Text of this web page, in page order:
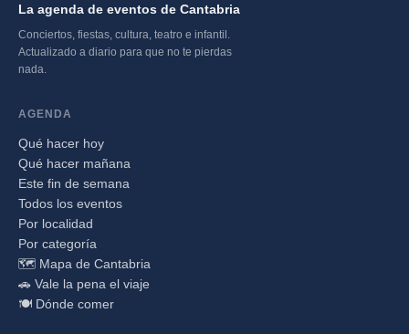
La agenda de eventos de Cantabria
Conciertos, fiestas, cultura, teatro e infantil.
Actualizado a diario para que no te pierdas
nada.
AGENDA
Qué hacer hoy
Qué hacer mañana
Este fin de semana
Todos los eventos
Por localidad
Por categoría
🗺️ Mapa de Cantabria
🚗 Vale la pena el viaje
🍽️ Dónde comer